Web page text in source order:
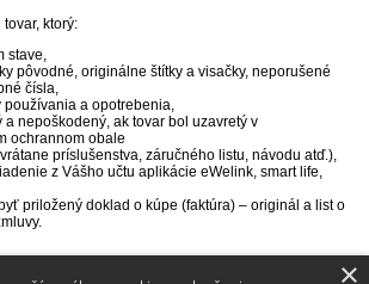
ktorý:
stave,
pôvodné, originálne štítky a visačky, neporušené
čísla,
používania a opotrebenia,
a nepoškodený, ak tovar bol uzavretý v
ochrannom obale
príslušenstva, záručného listu, návodu atď.),
z Vášho učtu aplikácie eWelink, smart life,
priložený doklad o kúpe (faktúra) – originál a list o
×